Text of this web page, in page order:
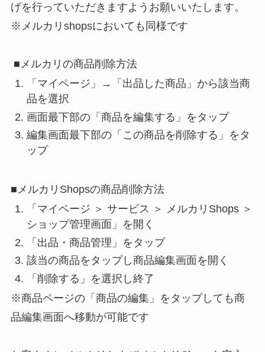
げを行っていただきますようお願いいたします。
※メルカリshopsにおいても同様です
■メルカリの商品削除方法
「マイページ」→「出品した商品」から該当商
品を選択
画面最下部の「商品を編集する」をタップ
編集画面最下部の「この商品を削除する」をタ
ップ
■メルカリShopsの商品削除方法
「マイページ ＞ サービス ＞ メルカリShops ＞
ショップ管理画面」を開く
「出品・商品管理」をタップ
該当の商品をタップし商品編集画面を開く
「削除する」を選択し終了
※商品ページの「商品の編集」をタップしても商
品編集画面へ移動が可能です